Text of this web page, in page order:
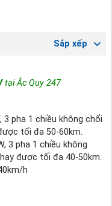
Sắp xếp
tại Ắc Quy 247
3 pha 1 chiều không chổi
tối đa 50-60km.
3 pha 1 chiều không
được tối đa 40-50km.
h